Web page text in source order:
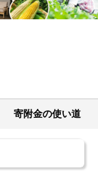
寄附金の使い道